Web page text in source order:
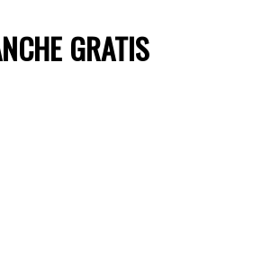
GRATIS